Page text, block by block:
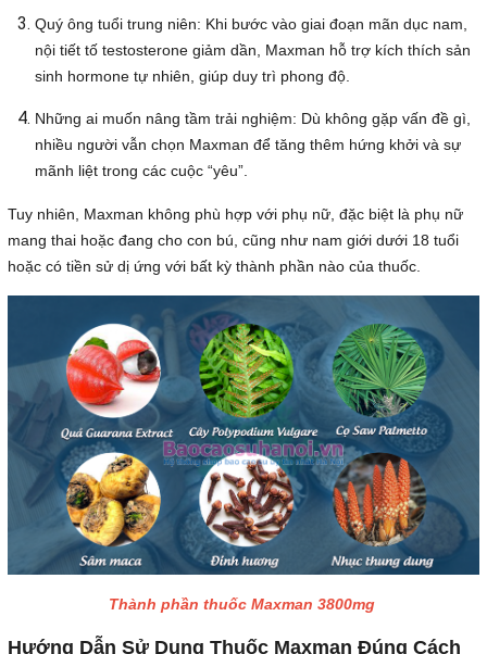
Quý ông tuổi trung niên: Khi bước vào giai đoạn mãn dục nam,
nội tiết tố testosterone giảm dần, Maxman hỗ trợ kích thích sản
sinh hormone tự nhiên, giúp duy trì phong độ.
Những ai muốn nâng tầm trải nghiệm: Dù không gặp vấn đề gì,
nhiều người vẫn chọn Maxman để tăng thêm hứng khởi và sự
mãnh liệt trong các cuộc “yêu”.
Tuy nhiên, Maxman không phù hợp với phụ nữ, đặc biệt là phụ nữ
mang thai hoặc đang cho con bú, cũng như nam giới dưới 18 tuổi
hoặc có tiền sử dị ứng với bất kỳ thành phần nào của thuốc.
Thành phần thuốc Maxman 3800mg
Hướng Dẫn Sử Dụng Thuốc Maxman Đúng Cách